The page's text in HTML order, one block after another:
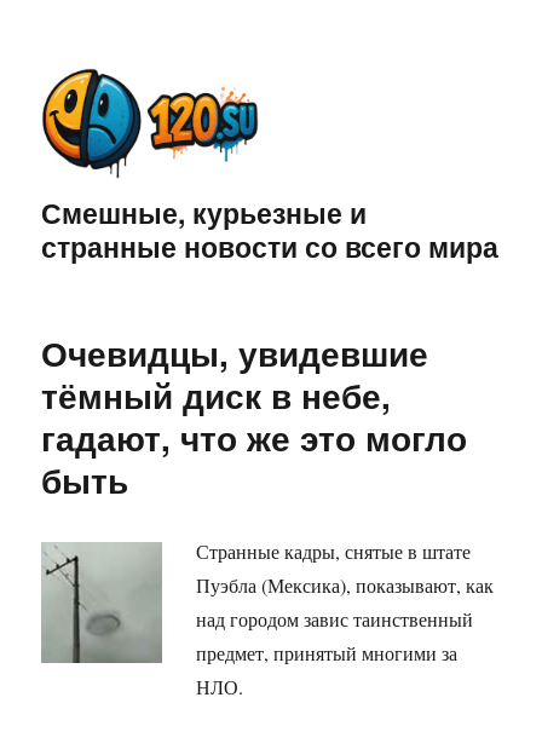
Смешные, курьезные и
странные новости со всего мира
Очевидцы, увидевшие
тёмный диск в небе,
гадают, что же это могло
быть
Странные кадры, снятые в штате
Пуэбла (Мексика), показывают, как
над городом завис таинственный
предмет, принятый многими за
НЛО.